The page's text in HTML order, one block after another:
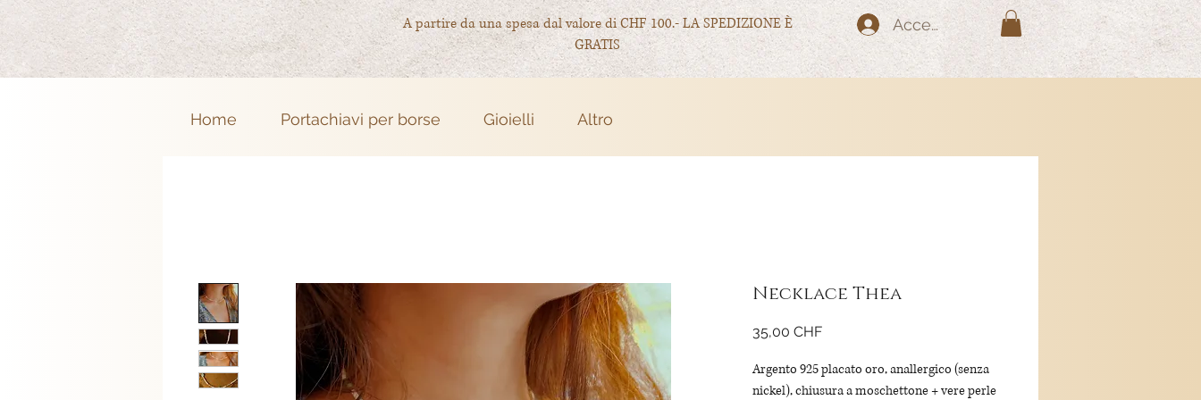
A partire da una spesa dal valore di CHF 100.- LA SPEDIZIONE È
GRATIS
Accedi
Home Portachiavi per borse Gioielli Altro
Necklace Thea
35,00 CHFPrezzo
Argento 925 placato oro, anallergico (senza
nickel), chiusura a moschettone + vere perle